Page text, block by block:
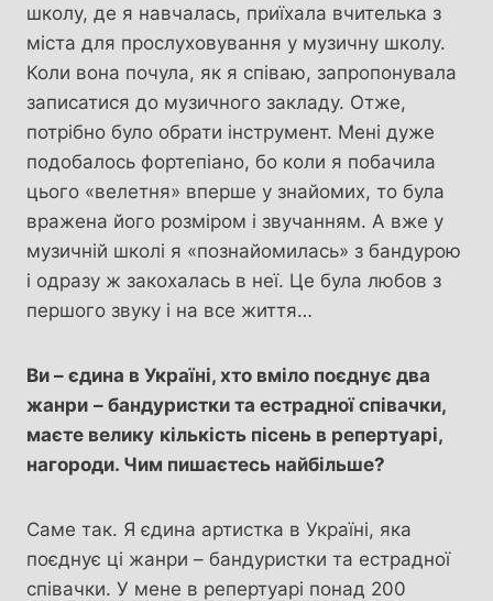
школу, де я навчалась, приїхала вчителька з
міста для прослуховування у музичну школу.
Коли вона почула, як я співаю, запропонувала
записатися до музичного закладу. Отже,
потрібно було обрати інструмент. Мені дуже
подобалось фортепіано, бо коли я побачила
цього «велетня» вперше у знайомих, то була
вражена його розміром і звучанням. А вже у
музичній школі я «познайомилась» з бандурою
і одразу ж закохалась в неї. Це була любов з
першого звуку і на все життя…
Ви – єдина в Україні, хто вміло поєднує два
жанри – бандуристки та естрадної співачки,
маєте велику кількість пісень в репертуарі,
нагороди. Чим пишаєтесь найбільше?
Саме так. Я єдина артистка в Україні, яка
поєднує ці жанри – бандуристки та естрадної
співачки. У мене в репертуарі понад 200